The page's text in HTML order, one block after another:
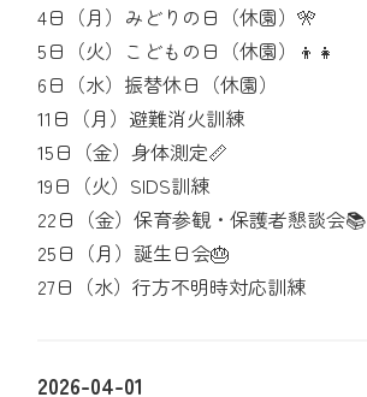
4日（月）みどりの日（休園）🎌
5日（火）こどもの日（休園）👦👧
6日（水）振替休日（休園）
11日（月）避難消火訓練
15日（金）身体測定📏
19日（火）SIDS訓練
22日（金）保育参観・保護者懇談会📚
25日（月）誕生日会🎂
27日（水）行方不明時対応訓練
2026-04-01